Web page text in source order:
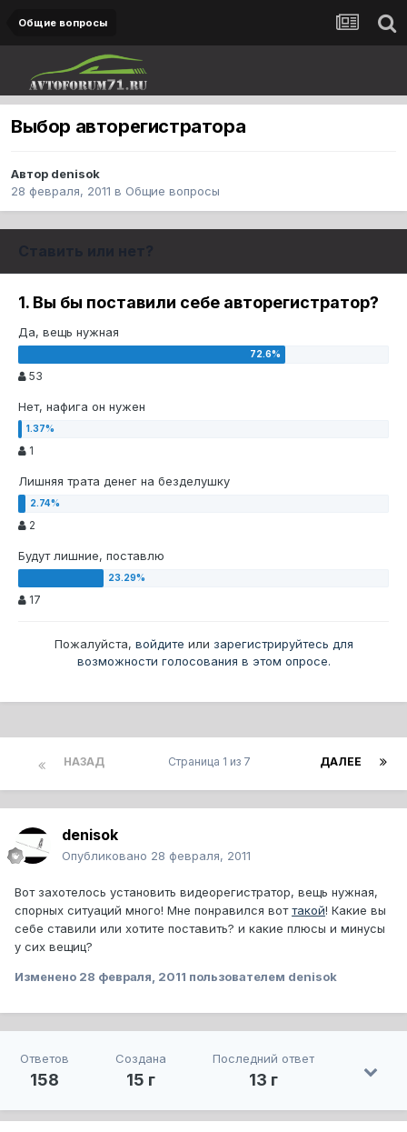
Общие вопросы
Выбор авторегистратора
Автор denisok
28 февраля, 2011 в Общие вопросы
Ставить или нет?
1. Вы бы поставили себе авторегистратор?
Да, вещь нужная
53
Нет, нафига он нужен
1
Лишняя трата денег на безделушку
2
Будут лишние, поставлю
17
Пожалуйста, войдите или зарегистрируйтесь для
возможности голосования в этом опросе.
НАЗАД ДАЛЕЕ
Страница 1 из 7
denisok
Опубликовано 28 февраля, 2011
Вот захотелось установить видеорегистратор, вещь нужная,
спорных ситуаций много! Мне понравился воттакой! Какие вы
себе ставили или хотите поставить? и какие плюсы и минусы
у сих вещиц?
Изменено 28 февраля, 2011 пользователем denisok
Ответов
158
Создана
15 г
Последний ответ
13 г